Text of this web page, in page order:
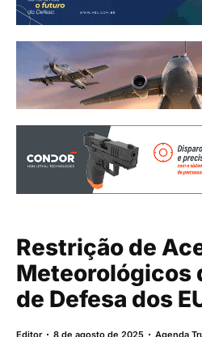
Restrição de
Meteorológicos
de Defesa dos
Editor 8 de agosto de 2025 Agenda